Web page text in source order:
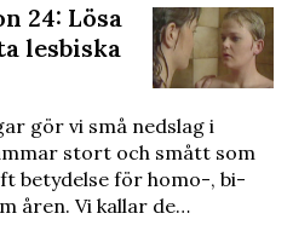
24: Lösa
lesbiska
gör vi små nedslag i
stort och smått som
betydelse för homo-, bi-
åren. Vi kallar de…